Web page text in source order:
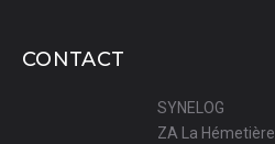
CONTACT
SYNELOG
ZA La Hémetière